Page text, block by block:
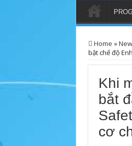
Home »
bật chế độ
Khi
bắt
cơ